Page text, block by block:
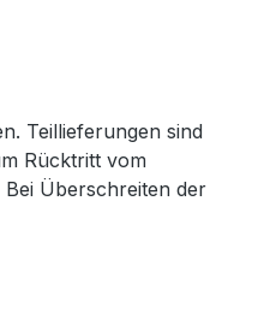
Teillieferungen sind
Rücktritt vom
Überschreiten der